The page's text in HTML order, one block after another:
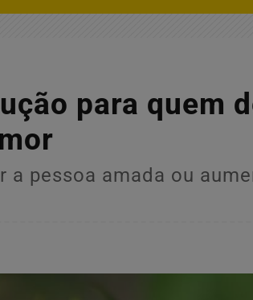
para quem
a pessoa amada ou